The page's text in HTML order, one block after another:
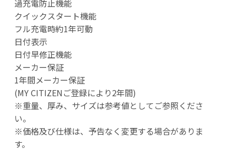
過充電防止機能
クイックスタート機能
フル充電時約1年可動
日付表示
日付早修正機能
メーカー保証
1年間メーカー保証
(MY CITIZENご登録により2年間)
※重量、厚み、サイズは参考値としてご参照くださ
い。
※価格及び仕様は、予告なく変更する場合がありま
す。